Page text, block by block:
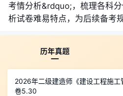
考情分析&rdquo;，梳理各科
析试卷难易特点，为后续备考
历年真题
2026年二级建造师《建设工程施工
卷5.30